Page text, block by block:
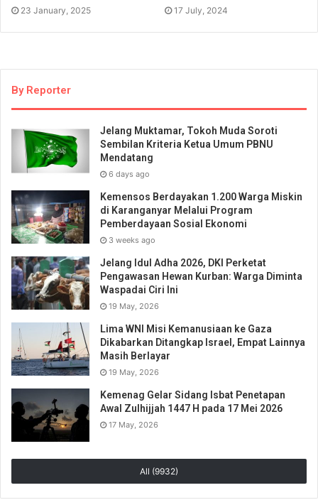
23 January, 2025 17 July, 2024
By Reporter
Jelang Muktamar, Tokoh Muda Soroti
Sembilan Kriteria Ketua Umum PBNU
Mendatang
6 days ago
Kemensos Berdayakan 1.200 Warga Miskin
di Karanganyar Melalui Program
Pemberdayaan Sosial Ekonomi
3 weeks ago
Jelang Idul Adha 2026, DKI Perketat
Pengawasan Hewan Kurban: Warga Diminta
Waspadai Ciri Ini
19 May, 2026
Lima WNI Misi Kemanusiaan ke Gaza
Dikabarkan Ditangkap Israel, Empat Lainnya
Masih Berlayar
19 May, 2026
Kemenag Gelar Sidang Isbat Penetapan
Awal Zulhijjah 1447 H pada 17 Mei 2026
17 May, 2026
All (9932)